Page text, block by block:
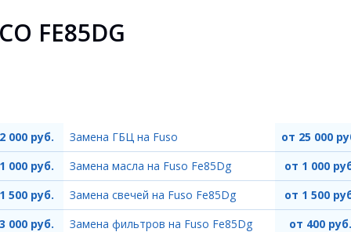
FE85DG
000 руб.
000 руб.
500 руб.
000 руб.
Замена ГБЦ на Fuso
от 25 000
Замена масла на Fuso Fe85Dg
от 1 000
Замена свечей на Fuso Fe85Dg
от 1 500
Замена фильтров на Fuso Fe85Dg
от 400 руб.